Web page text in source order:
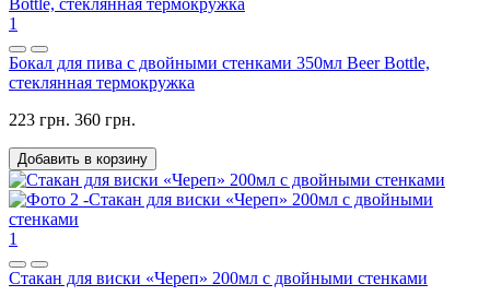
1
Бокал для пива с двойными стенками 350мл Beer Bottle,
стеклянная термокружка
223 грн. 360 грн.
Добавить в корзину
1
Стакан для виски «Череп» 200мл с двойными стенками